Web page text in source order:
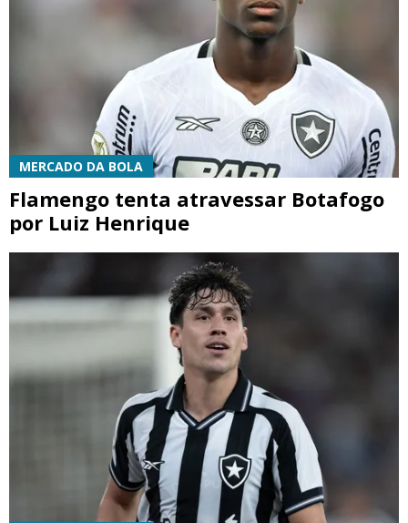
MERCADO DA BOLA
Flamengo tenta atravessar Botafogo
por Luiz Henrique